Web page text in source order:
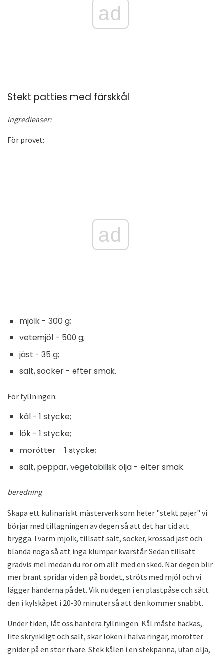
ad
Stekt patties med färskkål
ingredienser:
För provet:
ad
mjölk - 300 g;
vetemjöl - 500 g;
jäst - 35 g;
salt, socker - efter smak.
För fyllningen:
kål - 1 stycke;
lök - 1 stycke;
morötter - 1 stycke;
salt, peppar, vegetabilisk olja - efter smak.
beredning
Skapa ett kulinariskt mästerverk som heter "stekt pajer" vi
börjar med tillagningen av degen så att det har tid att
brygga. I varm mjölk, tillsätt salt, socker, krossad jäst och
blanda noga så att inga klumpar kvarstår. Sedan tillsätt
gradvis mel medan du rör om allt med en sked. När degen blir
mer brant spridar vi den på bordet, ströts med mjöl och vi
lägger händerna på det. Vik nu degen i en plastpåse och sätt
den i kylskåpet i 20-30 minuter så att den kommer snabbt.
Under tiden, låt oss hantera fyllningen. Kål måste hackas,
lite skrynkligt och salt, skär löken i halva ringar, morötter
gnider på en stor rivare. Stek kålen i en stekpanna, utan olja,